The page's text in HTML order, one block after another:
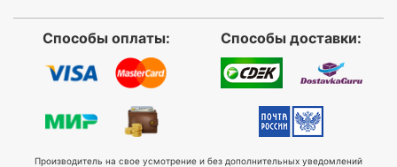
Способы оплаты: Способы доставки:
Производитель на свое усмотрение и без дополнительных уведомлений